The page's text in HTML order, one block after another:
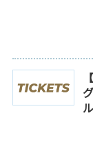
ル